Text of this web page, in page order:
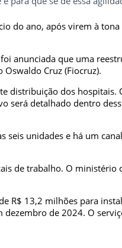
do ano, após virem à
anunciada que uma
Oswaldo Cruz (Fiocruz).
distribuição dos
será detalhado dentro
seis unidades e há um
de trabalho. O ministério
R$ 13,2 milhões para
de 2024. O